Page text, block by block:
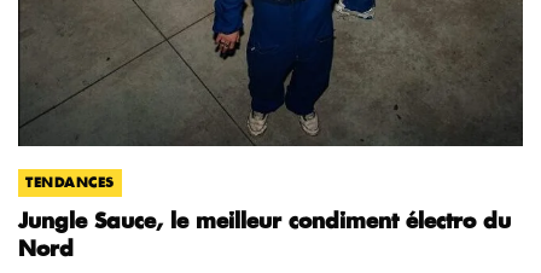
TENDANCES
Jungle Sauce, le meilleur condiment électro du
Nord